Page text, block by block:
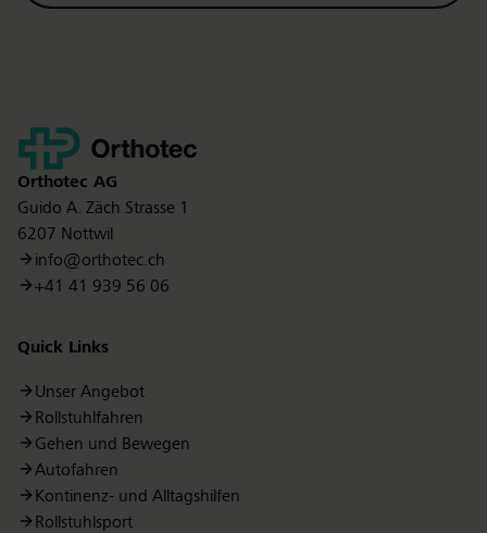
Kontakt
Orthotec AG
Guido A. Zäch Strasse 1
6207 Nottwil
info@orthotec.ch
+41 41 939 56 06
Quick Links
Unser Angebot
Rollstuhlfahren
Gehen und Bewegen
Autofahren
Kontinenz- und Alltagshilfen
Rollstuhlsport